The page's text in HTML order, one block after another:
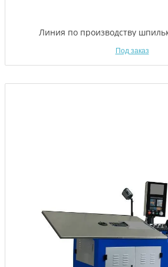
Линия по производству
Под заказ